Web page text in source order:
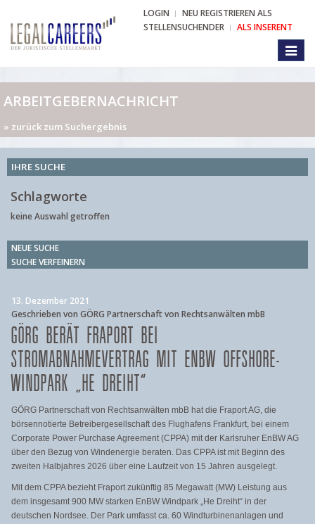
LOGIN
NEU REGISTRIEREN ALS
STELLENSUCHENDER
ALS INSERENT
ARBEITGEBERNACHRICHT
» zurück zum Suchergebnis
IHRE SUCHE
Schlagworte
keine Auswahl getroffen
NEUE SUCHE
SUCHE VERFEINERN
13. Dezember 2021
Geschrieben von GÖRG Partnerschaft von Rechtsanwälten mbB
GÖRG BERÄT FRAPORT BEI
STROMABNAHMEVERTRAG MIT ENBW OFFSHORE-
WINDPARK „HE DREIHT“
GÖRG Partnerschaft von Rechtsanwälten mbB hat die Fraport AG, die
börsennotierte Betreibergesellschaft des Flughafens Frankfurt, bei einem
Corporate Power Purchase Agreement (CPPA) mit der Karlsruher EnBW AG
über den Bezug von Windenergie beraten. Das CPPA ist mit Beginn des
zweiten Halbjahres 2026 über eine Laufzeit von 15 Jahren ausgelegt.
Mit dem CPPA bezieht Fraport zukünftig 85 Megawatt (MW) Leistung aus
dem insgesamt 900 MW starken EnBW Windpark „He Dreiht“ in der
deutschen Nordsee. Der Park umfasst ca. 60 Windturbinenanlagen und